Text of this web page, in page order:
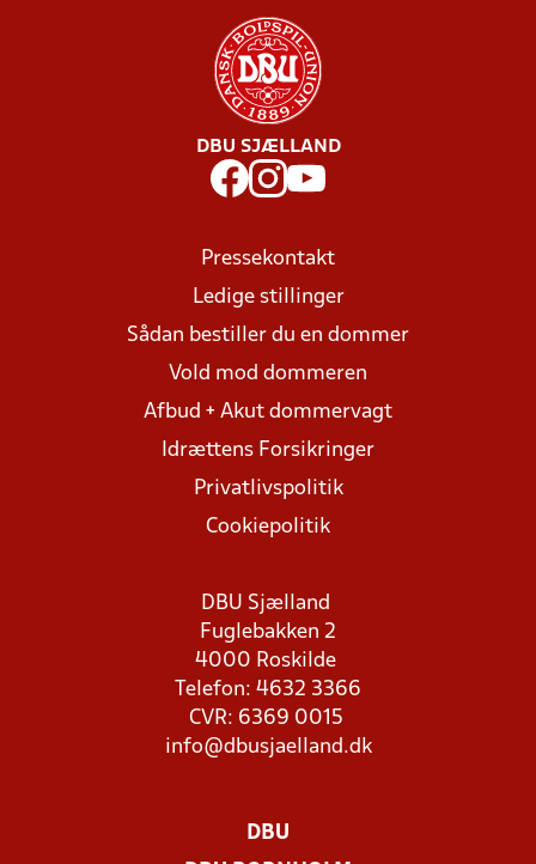
DBU SJÆLLAND
Pressekontakt
Ledige stillinger
Sådan bestiller du en dommer
Vold mod dommeren
Afbud + Akut dommervagt
Idrættens Forsikringer
Privatlivspolitik
Cookiepolitik
DBU Sjælland
Fuglebakken 2
4000 Roskilde
Telefon: 4632 3366
CVR: 6369 0015
info@dbusjaelland.dk
DBU